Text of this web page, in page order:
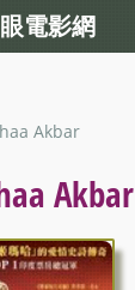
Akbar
Akbar
電影網